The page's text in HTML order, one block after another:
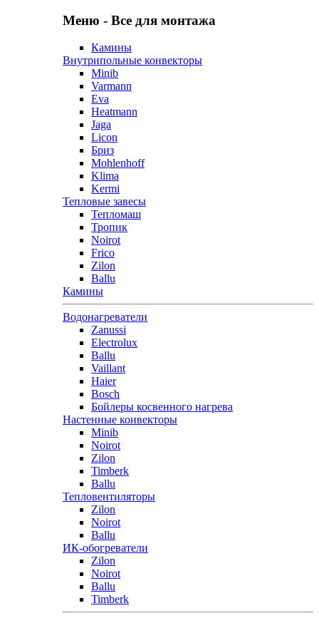
Меню - Все для монтажа
Камины
Внутрипольные конвекторы
Minib
Varmann
Eva
Heatmann
Jaga
Licon
Бриз
Mohlenhoff
Klima
Kermi
Тепловые завесы
Тепломаш
Тропик
Noirot
Frico
Zilon
Ballu
Камины
Водонагреватели
Zanussi
Electrolux
Ballu
Vaillant
Haier
Bosch
Бойлеры косвенного нагрева
Настенные конвекторы
Minib
Noirot
Zilon
Timberk
Ballu
Тепловентиляторы
Zilon
Noirot
Ballu
ИК-обогреватели
Zilon
Noirot
Ballu
Timberk